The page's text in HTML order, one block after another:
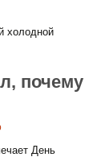
холодной
почему
День